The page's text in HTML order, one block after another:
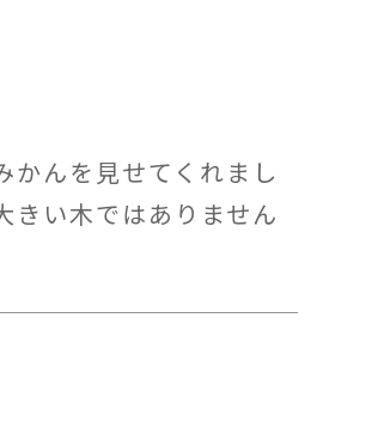
かんを見せてくれまし
きい木ではありません